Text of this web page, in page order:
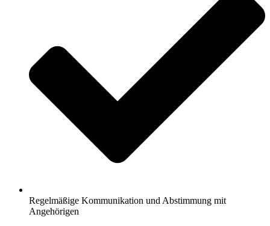
Regelmäßige Kommunikation und Abstimmung mit
Angehörigen